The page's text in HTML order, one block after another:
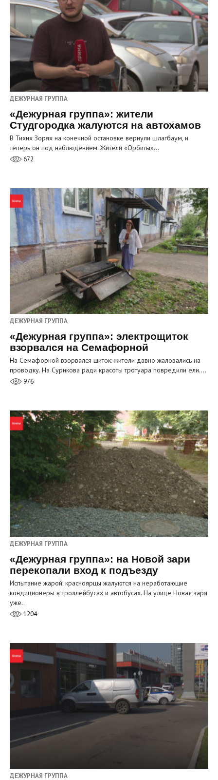
ДЕЖУРНАЯ ГРУППА
«Дежурная группа»: жители
Студгородка жалуются на автохамов
В Тихих Зорях на конечной остановке вернули шлагбаум, и
теперь он под наблюдением. Жители «Орбиты»…
672
ДЕЖУРНАЯ ГРУППА
«Дежурная группа»: электрощиток
взорвался на Семафорной
На Семафорной взорвался щиток: жители давно жаловались на
проводку. На Сурикова ради красоты тротуара повредили ели.…
976
ДЕЖУРНАЯ ГРУППА
«Дежурная группа»: на Новой зари
перекопали вход к подъезду
Испытание жарой: красноярцы жалуются на неработающие
кондиционеры в троллейбусах и автобусах. На улице Новая заря
уже…
1204
ДЕЖУРНАЯ ГРУППА